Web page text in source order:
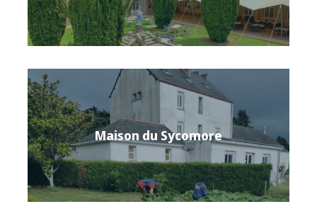
Maison du Sycomore